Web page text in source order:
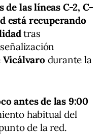
las líneas C-2, C-
está recuperando
tras
Vicálvarodurante la
antes de las 9:00
habitual del
de la red.